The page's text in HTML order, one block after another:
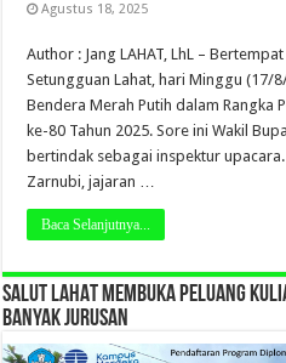
Agustus 18, 2025
Author : Jang LAHAT, LhL –
Setungguan Lahat, hari Minggu (17/
Bendera Merah Putih dalam Rangka
ke-80 Tahun 2025. Sore ini Wakil
bertindak sebagai inspektur
Zarnubi, jajaran …
Baca Selanjutnya...
SALUT LAHAT MEMBUKA PELUANG
BANYAK JURUSAN